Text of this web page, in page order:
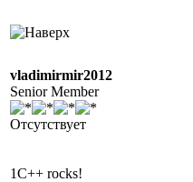
vladimirmir2012
Senior Member
Отсутствует
1C++ rocks!